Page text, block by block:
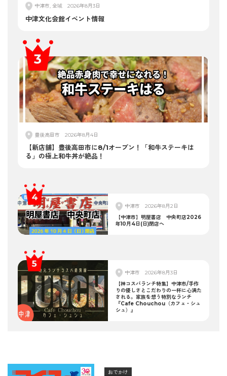
中津市, 全域 2026年8月3日
中津文化会館イベント情報
豊後高田市 2026年8月4日
【新店舗】豊後高田市に8/1オープン！「和牛ステーキは
る」の極上和牛丼が絶品！
中津市
2026年8月2日
【中津市】明屋書店 中央町店2026
年10月4日(日)閉店へ
中津市
2026年8月3日
【神コスパランチ特集】中津市/手作
りの優しさとこだわりの一杯に心満た
される。家族を想う特別なランチ
『Cafe Chouchou（カフェ・シュ
シュ）』
おでかけ